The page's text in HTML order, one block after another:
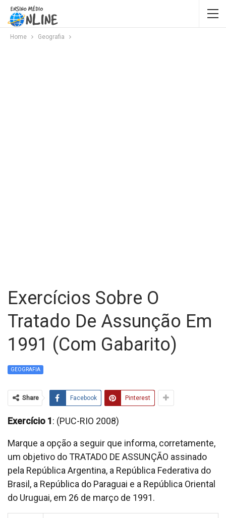
Home Geografia
Exercícios Sobre O
Tratado De Assunção Em
1991 (com Gabarito)
GEOGRAFIA
Share Facebook Pinterest
Exercício 1: (PUC-RIO 2008)
Marque a opção a seguir que informa, corretamente,
um objetivo do TRATADO DE ASSUNÇÃO assinado
pela República Argentina, a República Federativa do
Brasil, a República do Paraguai e a República Oriental
do Uruguai, em 26 de março de 1991.